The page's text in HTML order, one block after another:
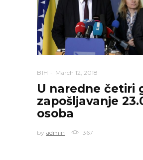
BIH March 12, 2018
U naredne četiri
zapošljavanje
osoba
by admin 367